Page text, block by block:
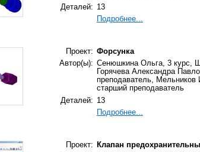
Деталей: 13
Подробнее...
Проект: Форсунка
Автор(ы): Сенюшкина Ольга, 3 курс,
Горячева Александра
преподаватель, Мельников
старший преподаватель
Деталей: 13
Подробнее...
Проект:
Клапан